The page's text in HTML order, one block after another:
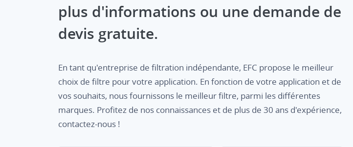
plus d'informations ou une demande de
devis gratuite.
En tant qu'entreprise de filtration indépendante, EFC propose le meilleur
choix de filtre pour votre application. En fonction de votre application et de
vos souhaits, nous fournissons le meilleur filtre, parmi les différentes
marques. Profitez de nos connaissances et de plus de 30 ans d'expérience,
contactez-nous !